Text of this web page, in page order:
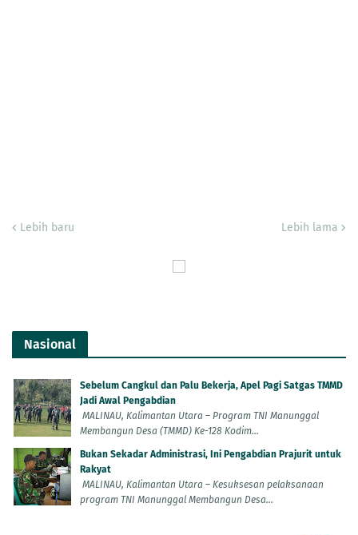
Lebih baru Lebih lama
Nasional
Sebelum Cangkul dan Palu Bekerja, Apel Pagi Satgas TMMD
Jadi Awal Pengabdian
MALINAU, Kalimantan Utara – Program TNI Manunggal
Membangun Desa (TMMD) Ke-128 Kodim...
Bukan Sekadar Administrasi, Ini Pengabdian Prajurit untuk
Rakyat
MALINAU, Kalimantan Utara – Kesuksesan pelaksanaan
program TNI Manunggal Membangun Desa...